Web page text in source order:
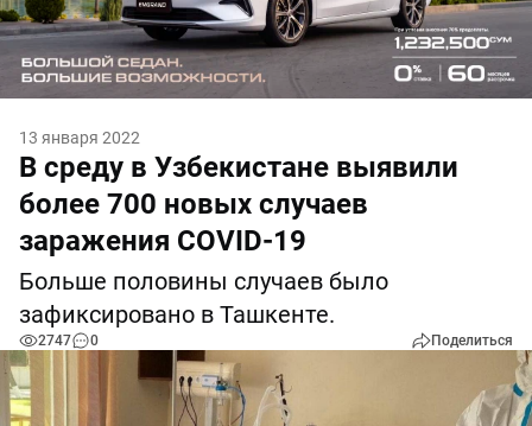
13 января 2022
В среду в Узбекистане выявили
более 700 новых случаев
заражения COVID-19
Больше половины случаев было
зафиксировано в Ташкенте.
2747 0 Поделиться